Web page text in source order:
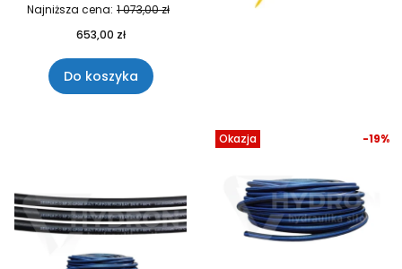
Najniższa cena: 1 073,00 zł
653,00 zł
Do koszyka
Okazja -19%